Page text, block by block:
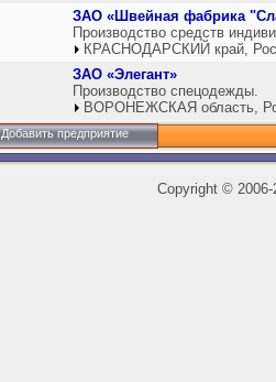
ЗАО «Швейная фабрика
Производство средств
КРАСНОДАРСКИЙ край,
ЗАО «Элегант»
Производство спецодежды.
ВОРОНЕЖСКАЯ область,
Добавить предприятие
Copyright ©